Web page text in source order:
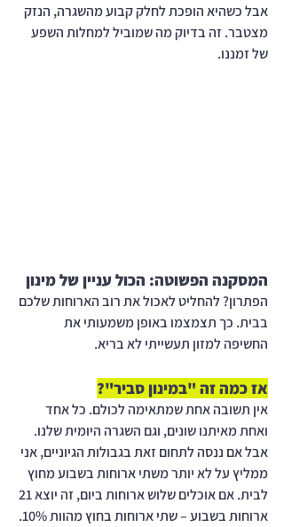
אבל כשהיא הופכת לחלק קבוע מהשגרה, הנזק
מצטבר. זה בדיוק מה שמוביל למחלות השפע
של זמננו.
המסקנה הפשוטה: הכול עניין של מינון
הפתרון? להחליט לאכול את רוב הארוחות שלכם
בבית. כך תצמצמו באופן משמעותי את
החשיפה למזון תעשייתי לא בריא.
אז כמה זה "במינון סביר"?
אין תשובה אחת שמתאימה לכולם. כל אחד
ואחת מאיתנו שונים, וגם השגרה היומית שלנו.
אבל אם ננסה לתחום זאת בגבולות הגיוניים, אני
ממליץ על לא יותר משתי ארוחות בשבוע מחוץ
ארוחות בשבוע – שתי ארוחות בחוץ מהוות 10%.